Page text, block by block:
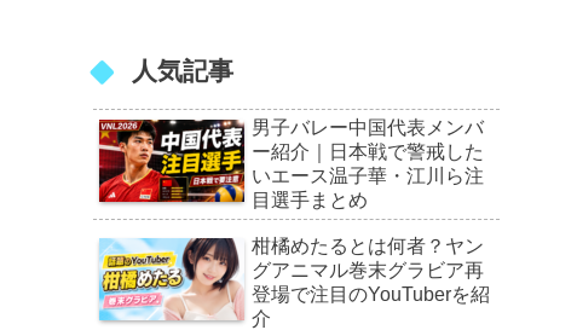
人気記事
男子バレー中国代表メンバ
ー紹介｜日本戦で警戒した
いエース温子華・江川ら注
目選手まとめ
柑橘めたるとは何者？ヤン
グアニマル巻末グラビア再
登場で注目のYouTuberを紹
介